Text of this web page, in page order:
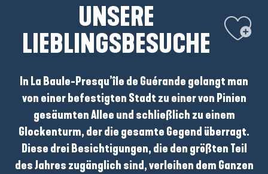
UNSERE
LIEBLINGSBESUCHE
Ajouter
In La Baule-Presqu’île de Guérande gelangt man
von einer befestigten Stadt zu einer von Pinien
gesäumten Allee und schließlich zu einem
Glockenturm, der die gesamte Gegend überragt.
Diese drei Besichtigungen, die den größten Teil
des Jahres zugänglich sind, verleihen dem Ganzen